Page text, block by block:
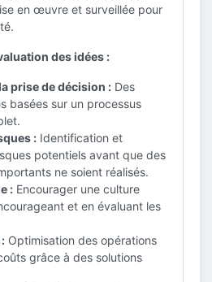
en œuvre et surveillée pour
des idées :
prise de décision : Des
basées sur un processus
: Identification et
potentiels avant que des
ne soient réalisés.
: Encourager une culture
et en évaluant les
Optimisation des opérations
grâce à des solutions